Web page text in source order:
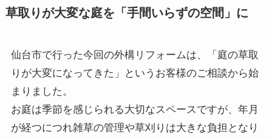
草取りが大変な庭を「手間いらずの空間」に
仙台市で行った今回の外構リフォームは、「庭の草取
りが大変になってきた」というお客様のご相談から始
まりました。
お庭は季節を感じられる大切なスペースですが、年月
が経つにつれ雑草の管理や草刈りは大きな負担となり